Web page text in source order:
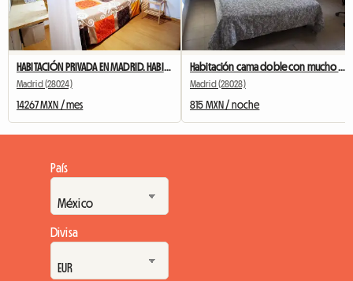
HABITACIÓN PRIVADA EN MADRID. HABITACIÓN 4. CERCA DE LA UNIVERSIDAD
Madrid (28024)
14267 MXN / mes
Madrid (28028)
815 MXN / noche
País
Divisa